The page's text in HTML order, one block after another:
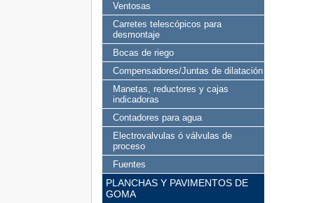
Ventosas
Carretes telescópicos para
desmontaje
Bocas de riego
Compensadores/Juntas de dilatación
Manetas, reductores y cajas
indicadoras
Contadores para agua
Electrovalvulas ó válvulas de
proceso
Fuentes
PLANCHAS Y PAVIMENTOS DE
GOMA